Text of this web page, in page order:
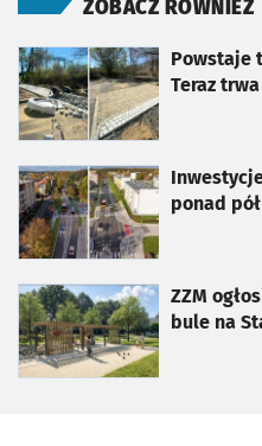
ZOBACZ RÓWNIEŻ
Powstaje
Teraz
otworzy się w nowej karcie
ponad
otworzy się w nowej karcie
ZZM
bule na
otworzy się w nowej karcie